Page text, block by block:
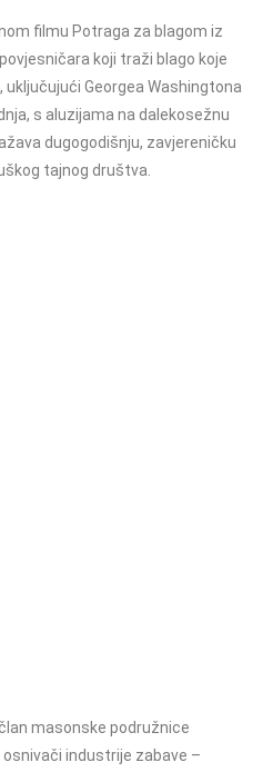
filmu Potraga za blagom iz
koji traži blago koje
Georgea Washingtona
s aluzijama na dalekosežnu
dugogodišnju, zavjereničku
tajnog društva.
masonske podružnice
industrije zabave –